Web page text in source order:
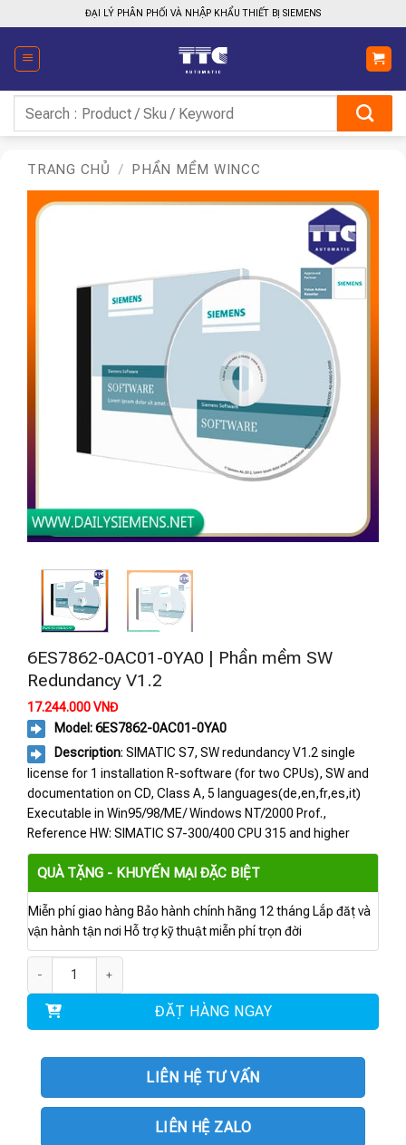
qua
nội
dung
ĐẠI LÝ PHÂN PHỐI VÀ NHẬP KHẨU THIẾT BỊ SIEMENS
kiếm:
TRANG CHỦ / PHẦN MỀM WINCC
6ES7862-0AC01-0YA0 | Phần mềm SW
Redundancy V1.2
17.244.000VNĐ
Model: 6ES7862-0AC01-0YA0
Description: SIMATIC S7, SW redundancy V1.2 single
license for 1 installation R-software (for two CPUs), SW and
documentation on CD, Class A, 5 languages(de,en,fr,es,it)
Executable in Win95/98/ME/ Windows NT/2000 Prof.,
Reference HW: SIMATIC S7-300/400 CPU 315 and higher
QUÀ TẶNG - KHUYẾN MẠI ĐẶC BIỆT
Miễn phí giao hàng Bảo hành chính hãng 12 tháng Lắp đặt và
vận hành tận nơi Hỗ trợ kỹ thuật miễn phí trọn đời
ĐẶT HÀNG NGAY
LIÊN HỆ TƯ VẤN
LIÊN HỆ ZALO